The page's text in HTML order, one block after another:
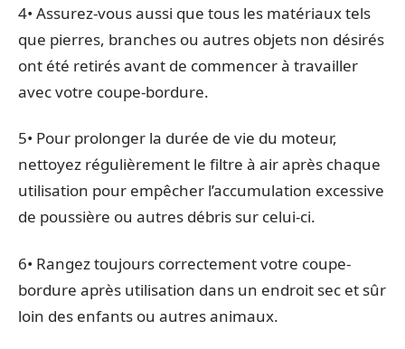
4• Assurez-vous aussi que tous les matériaux tels
que pierres, branches ou autres objets non désirés
ont été retirés avant de commencer à travailler
avec votre coupe-bordure.
5• Pour prolonger la durée de vie du moteur,
nettoyez régulièrement le filtre à air après chaque
utilisation pour empêcher l’accumulation excessive
de poussière ou autres débris sur celui-ci.
6• Rangez toujours correctement votre coupe-
bordure après utilisation dans un endroit sec et sûr
loin des enfants ou autres animaux.